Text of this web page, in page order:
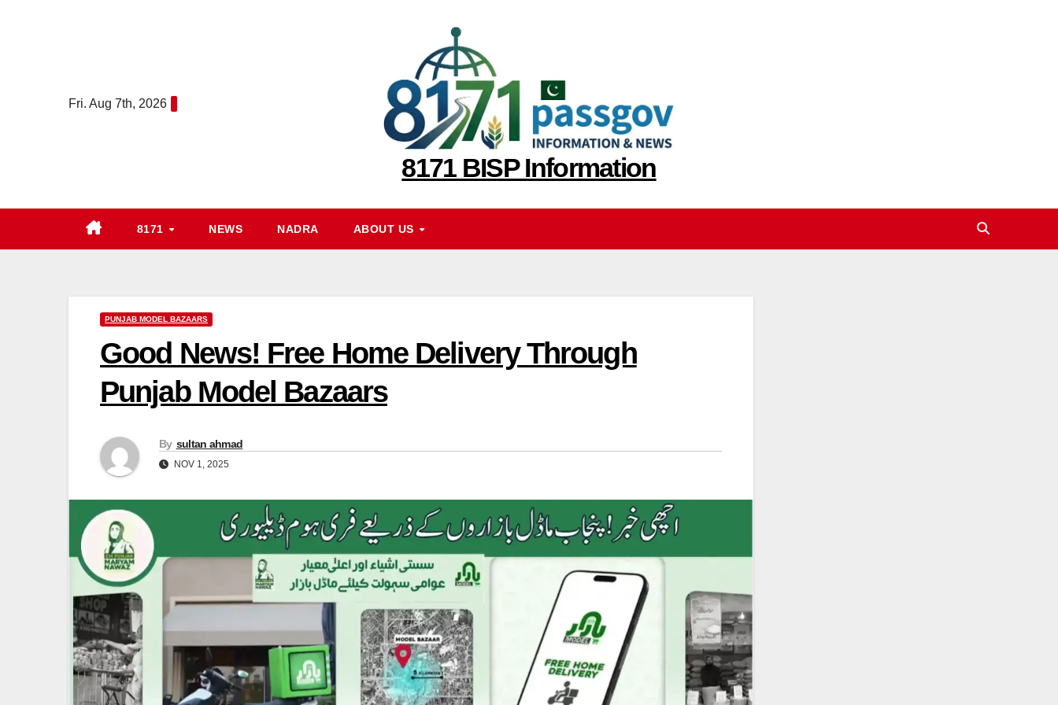
Fri. Aug 7th, 2026
8171 BISP Information
8171 NEWS NADRA ABOUT US
PUNJAB MODEL BAZAARS
Good News! Free Home Delivery Through
Punjab Model Bazaars
By sultan ahmad
NOV 1, 2025